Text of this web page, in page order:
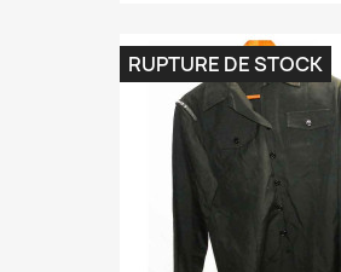
RUPTURE DE STOCK